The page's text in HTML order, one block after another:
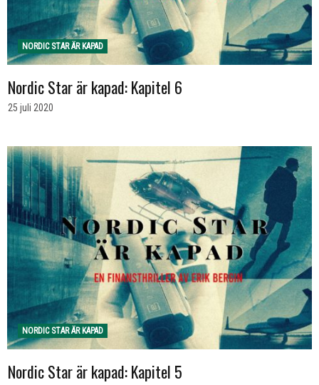
NORDIC STAR ÄR KAPAD
Nordic Star är kapad: Kapitel 6
25 juli 2020
NORDIC STAR ÄR KAPAD
Nordic Star är kapad: Kapitel 5